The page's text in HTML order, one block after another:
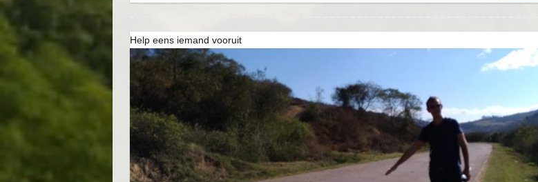
Help eens iemand vooruit